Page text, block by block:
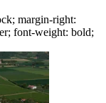
margin-right:
font-weight: bold;